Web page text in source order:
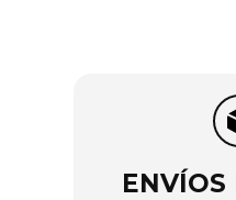
ENVÍOS